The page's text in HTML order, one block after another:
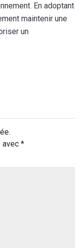
En adoptant
maintenir une
un
avec *